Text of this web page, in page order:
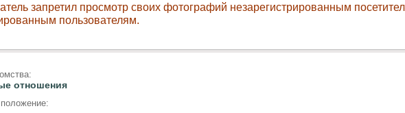
запретил просмотр своих фотографий незарегистрированным
пользователям.
отношения